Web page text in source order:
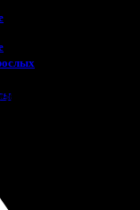
положительное!
сразу оценил